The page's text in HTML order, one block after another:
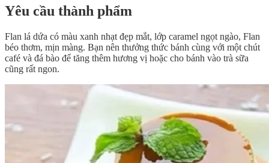
Yêu cầu thành phẩm
Flan lá dứa có màu xanh nhạt đẹp mắt, lớp caramel ngọt ngào, Flan
béo thơm, mịn màng. Bạn nên thưởng thức bánh cùng với một chút
café và đá bào để tăng thêm hương vị hoặc cho bánh vào trà sữa
cũng rất ngon.